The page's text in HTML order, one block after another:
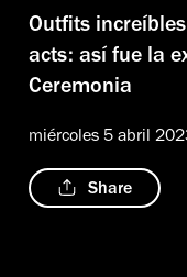
Outfits
acts: así fue la
Ceremonia
miércoles 5 abril
Share